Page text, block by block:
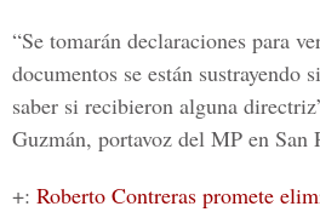
“Se tomarán declaraciones para
documentos se están sustrayendo
saber si recibieron alguna
Guzmán, portavoz del MP en San
+: Roberto Contreras promete